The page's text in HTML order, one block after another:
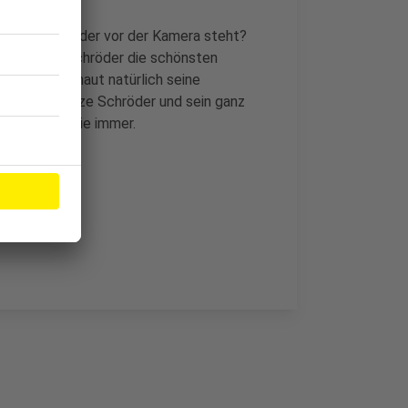
Bühne oder vor der Kamera steht?
Atze Schröder die schönsten
und haut natürlich seine
lieben. Atze Schröder und sein ganz
so lustig wie immer.